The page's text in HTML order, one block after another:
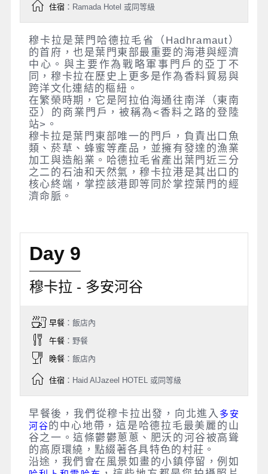
住宿：Ramada Hotel 或同等級
穆卡拉是葉門哈德拉毛省（Hadhramaut）
的首府，也是葉門東部最重要的海港與經濟
中心。與主要作為戰略軍事門戶的亞丁不
同，穆卡拉在歷史上更多是作為香料貿易與
跨洋文化連結的樞紐。
在繁榮時期，它是阿拉伯海通往南洋（東南
亞）的商業門戶，被稱為<香料之路的登陸
站>。
穆卡拉是葉門東部唯一的門戶，負責出口魚
類、菸草、蜂蜜等產品，並擁有發達的漁業
加工與造船業。哈德拉毛省產出葉門近三分
之二的石油和天然氣，穆卡拉港是其出口的
核心終端，掌控該港即等同於掌控葉門的經
濟命脈。
Day 9
穆卡拉 - 多安河谷
早餐：飯店內
午餐：野餐
晚餐：飯店內
住宿：Haid AlJazeel HOTEL 或同等級
早餐後，我們從穆卡拉出發，向北進入 多安
河谷的中心地帶，這是哈德拉毛最美麗的山
谷之一。這條鬱鬱蔥蔥、肥沃的河谷被高聳
的高原環繞，點綴著各具特色的村莊。
沿途，我們會在風景如畫的小鎮停留，例如